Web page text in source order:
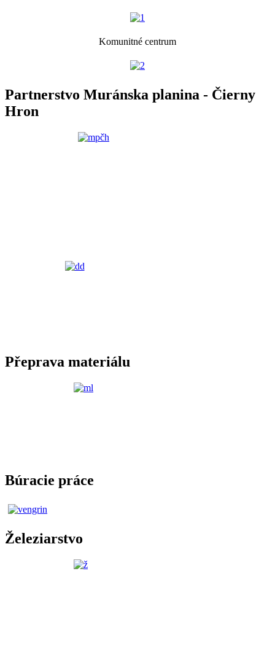
Komunitné centrum
Partnerstvo Muránska planina - Čierny
Hron
Přeprava materiálu
Búracie práce
Železiarstvo